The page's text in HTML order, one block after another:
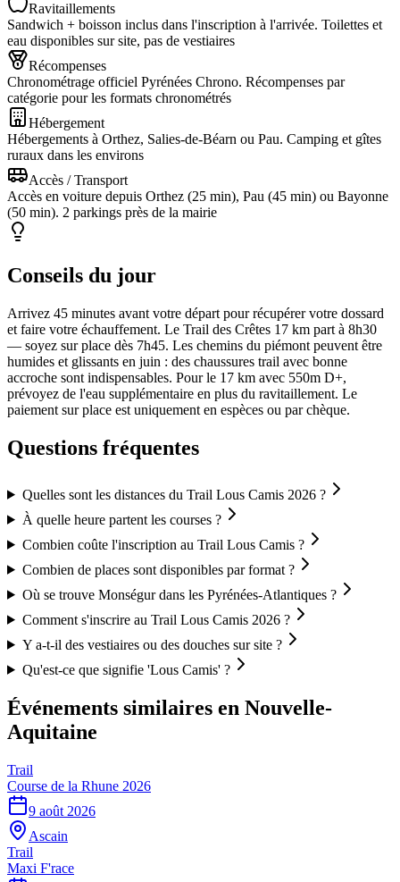
Ravitaillements
Sandwich + boisson inclus dans l'inscription à l'arrivée. Toilettes et
eau disponibles sur site, pas de vestiaires
Récompenses
Chronométrage officiel Pyrénées Chrono. Récompenses par
catégorie pour les formats chronométrés
Hébergement
Hébergements à Orthez, Salies-de-Béarn ou Pau. Camping et gîtes
ruraux dans les environs
Accès / Transport
Accès en voiture depuis Orthez (25 min), Pau (45 min) ou Bayonne
(50 min). 2 parkings près de la mairie
Conseils du jour
Arrivez 45 minutes avant votre départ pour récupérer votre dossard
et faire votre échauffement. Le Trail des Crêtes 17 km part à 8h30
— soyez sur place dès 7h45. Les chemins du piémont peuvent être
humides et glissants en juin : des chaussures trail avec bonne
accroche sont indispensables. Pour le 17 km avec 550m D+,
prévoyez de l'eau supplémentaire en plus du ravitaillement. Le
paiement sur place est uniquement en espèces ou par chèque.
Questions fréquentes
Quelles sont les distances du Trail Lous Camis 2026 ?
À quelle heure partent les courses ?
Combien coûte l'inscription au Trail Lous Camis ?
Combien de places sont disponibles par format ?
Où se trouve Monségur dans les Pyrénées-Atlantiques ?
Comment s'inscrire au Trail Lous Camis 2026 ?
Y a-t-il des vestiaires ou des douches sur site ?
Qu'est-ce que signifie 'Lous Camis' ?
Événements similaires en Nouvelle-
Aquitaine
Trail
Course de la Rhune 2026
9 août 2026
Ascain
Trail
Maxi F'race